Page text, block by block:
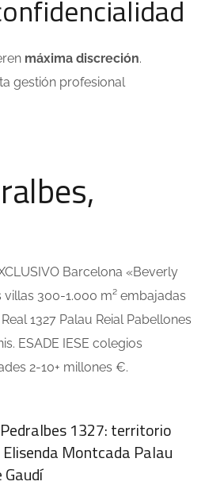
máxima discreción.
gestión profesional
Barcelona «Beverly
villas 300-1.000 m² embajadas
1327 Palau Reial Pabellones
ESADE IESE colegios
2-10+ millones €.
1327: territorio
Montcada Palau